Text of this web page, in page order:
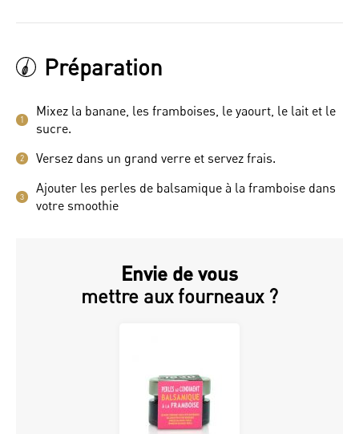
Préparation
1
Mixez la banane, les framboises, le yaourt, le lait et le
sucre.
2 Versez dans un grand verre et servez frais.
3
Ajouter les perles de balsamique à la framboise dans
votre smoothie
Envie de vous
mettre aux fourneaux ?